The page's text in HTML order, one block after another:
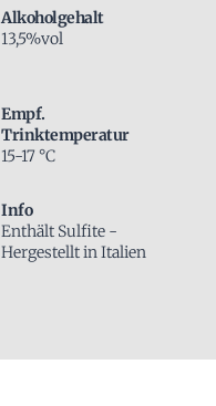
Alkoholgehalt
13,5%vol
Empf.
Trinktemperatur
15-17 °C
Info
Enthält Sulfite -
Hergestellt in Italien